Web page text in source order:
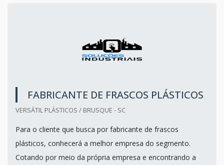
FABRICANTE DE FRASCOS PLÁSTICOS
VERSÁTIL PLÁSTICOS / BRUSQUE - SC
Para o cliente que busca por fabricante de frascos
plásticos, conhecerá a melhor empresa do segmento.
Cotando por meio da própria empresa e encontrando a